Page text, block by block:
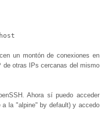
un montón de conexiones en
de otras IPs cercanas del mismo
Ahora sí puedo acceder
a la "alpine" by default) y accedo